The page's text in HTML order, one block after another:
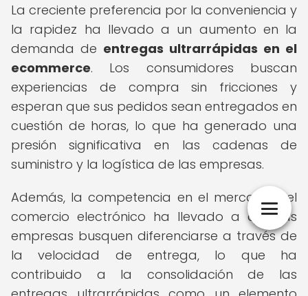
La creciente preferencia por la conveniencia y
la rapidez ha llevado a un aumento en la
demanda de entregas ultrarrápidas en el
ecommerce. Los consumidores buscan
experiencias de compra sin fricciones y
esperan que sus pedidos sean entregados en
cuestión de horas, lo que ha generado una
presión significativa en las cadenas de
suministro y la logística de las empresas.
Además, la competencia en el mercado del
comercio electrónico ha llevado a que las
empresas busquen diferenciarse a través de
la velocidad de entrega, lo que ha
contribuido a la consolidación de las